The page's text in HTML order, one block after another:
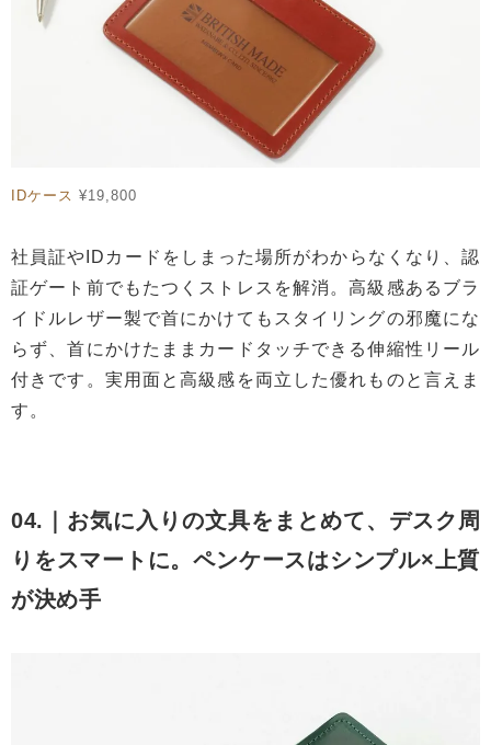
IDケース ¥19,800
社員証やIDカードをしまった場所がわからなくなり、認
証ゲート前でもたつくストレスを解消。高級感あるブラ
イドルレザー製で首にかけてもスタイリングの邪魔にな
らず、首にかけたままカードタッチできる伸縮性リール
付きです。実用面と高級感を両立した優れものと言えま
す。
04.｜お気に入りの文具をまとめて、デスク周
りをスマートに。ペンケースはシンプル×上質
が決め手